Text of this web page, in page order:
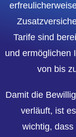
Tarife sind
und ermöglichen
von bis
Damit die
verläuft, ist
wichtig,